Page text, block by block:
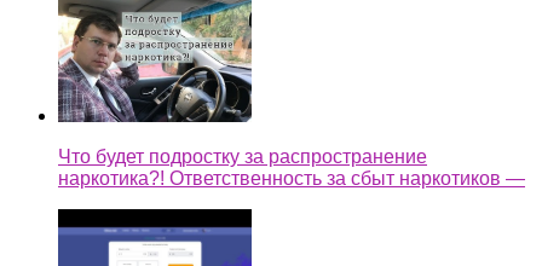
Что будет подростку за распространение
наркотика?! Ответственность за сбыт наркотиков —